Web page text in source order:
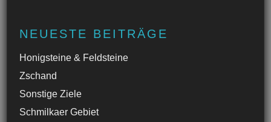
NEUESTE BEITRÄGE
Honigsteine & Feldsteine
Zschand
Sonstige Ziele
Schmilkaer Gebiet